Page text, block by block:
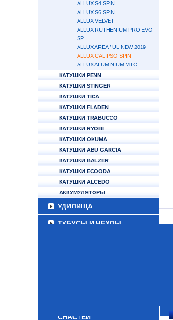
ALLUX S4 SPIN
ALLUX S6 SPIN
ALLUX VELVET
ALLUX RUTHENIUM PRO EVO
SP
ALLUX AREA / UL NEW 2019
ALLUX CALIPSO SPIN
ALLUX ALUMINIUM MTC
КАТУШКИ PENN
КАТУШКИ STINGER
КАТУШКИ TICA
КАТУШКИ FLADEN
КАТУШКИ TRABUCCO
КАТУШКИ RYOBI
КАТУШКИ OKUMA
КАТУШКИ ABU GARCIA
КАТУШКИ BALZER
КАТУШКИ ECOODA
КАТУШКИ ALCEDO
АККУМУЛЯТОРЫ
УДИЛИЩА
ТУБУСЫ И ЧЕХЛЫ
СНАСТЕЙ